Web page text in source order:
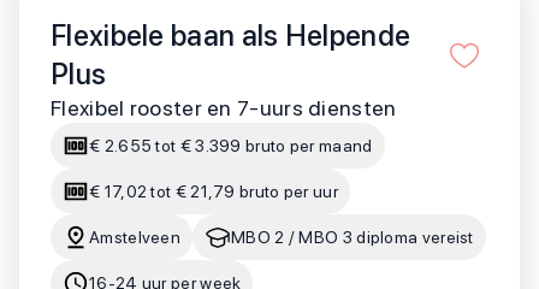
Flexibele baan als Helpende
Plus
Flexibel rooster en 7-uurs diensten
€ 2.655 tot € 3.399 bruto per maand
€ 17,02 tot € 21,79 bruto per uur
Amstelveen MBO 2 / MBO 3 diploma vereist
16-24 uur per week